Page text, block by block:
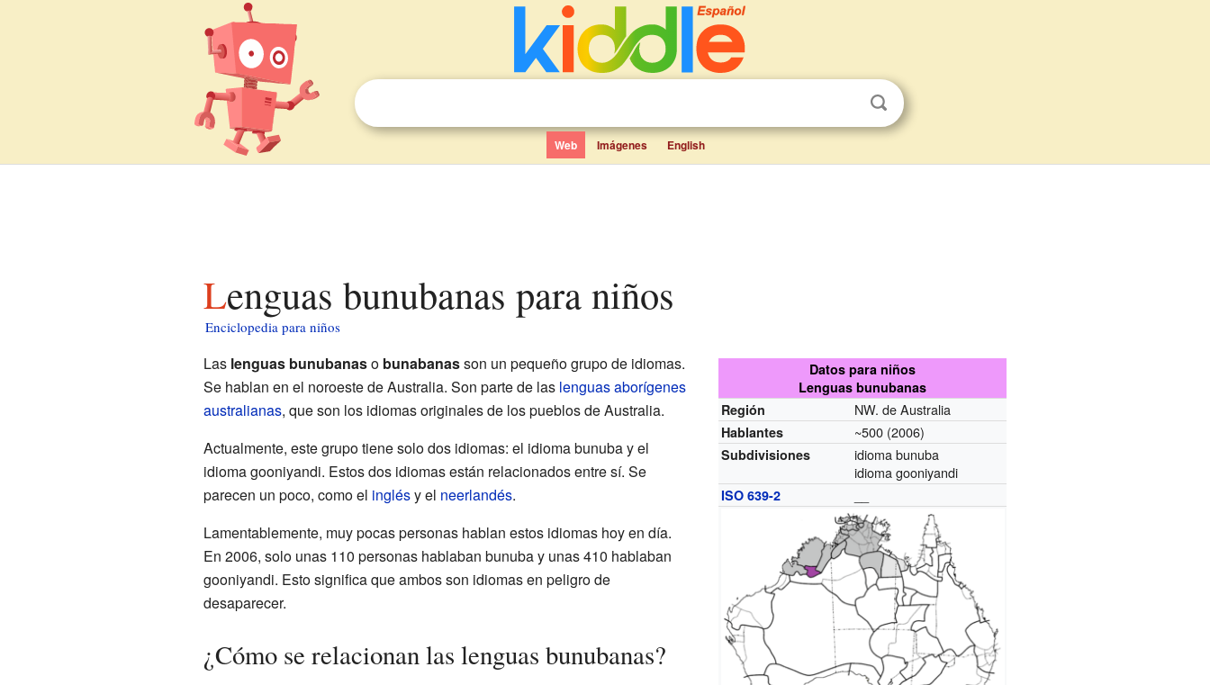
Web Imágenes English
Lenguas bunubanas para niños
Enciclopedia para niños
Datos para niños
Lenguas bunubanas
Región
NW. de Australia
Hablantes ~500 (2006)
Subdivisiones
idioma bunuba
idioma gooniyandi
ISO 639-2
Las lenguas bunubanaso bunabanasson un pequeño grupo de idiomas.
Se hablan en el noroeste de Australia. Son parte de las lenguas aborígenes
australianas, que son los idiomas originales de los pueblos de Australia.
Actualmente, este grupo tiene solo dos idiomas: el idioma bunuba y el
idioma gooniyandi. Estos dos idiomas están relacionados entre sí. Se
parecen un poco, como el inglésy el neerlandés.
Lamentablemente, muy pocas personas hablan estos idiomas hoy en día.
En 2006, solo unas 110 personas hablaban bunuba y unas 410 hablaban
gooniyandi. Esto significa que ambos son idiomas en peligro de
desaparecer.
¿Cómo se relacionan las lenguas bunubanas?